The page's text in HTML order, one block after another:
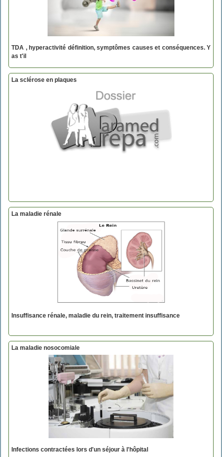
TDA , hyperactivité définition, symptômes causes et conséquences. Y
as t'il
La sclérose en plaques
La maladie rénale
Insuffisance rénale, maladie du rein, traitement insuffisance
La maladie nosocomiale
Infections contractées lors d'un séjour à l'hôpital